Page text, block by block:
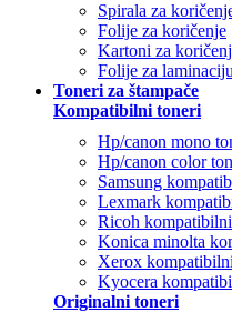
Spirala za
Folije za koričenje
Kartoni za
Folije za laminaciju
Toneri za štampače
Kompatibilni toneri
Hp/canon mono
Hp/canon color
Samsung
Lexmark
Ricoh
Konica minolta
Xerox
Kyocera
Originalni toneri